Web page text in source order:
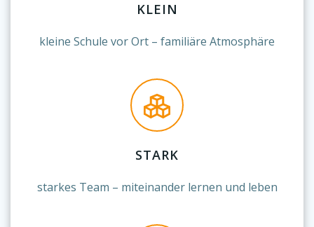
KLEIN
kleine Schule vor Ort – familiäre Atmosphäre
STARK
starkes Team – miteinander lernen und leben